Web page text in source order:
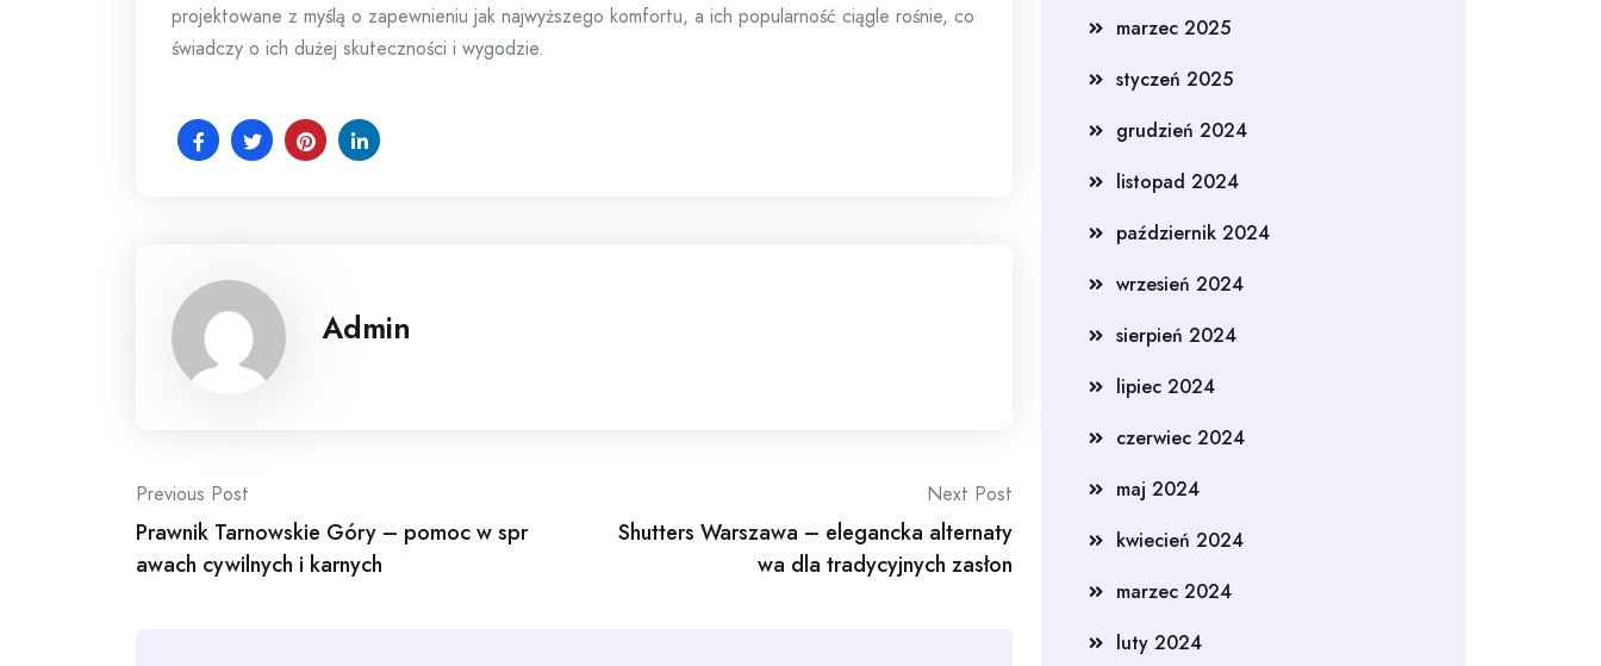
projektowane z myślą o zapewnieniu jak najwyższego komfortu, a ich popularność ciągle rośnie, co
świadczy o ich dużej skuteczności i wygodzie.
Admin
Post
navigation
Previous Post
Prawnik Tarnowskie Góry – pomoc w spr
awach cywilnych i karnych
Next Post
Shutters Warszawa – elegancka alternaty
wa dla tradycyjnych zasłon
marzec 2025
styczeń 2025
grudzień 2024
listopad 2024
październik 2024
wrzesień 2024
sierpień 2024
lipiec 2024
czerwiec 2024
maj 2024
kwiecień 2024
marzec 2024
luty 2024